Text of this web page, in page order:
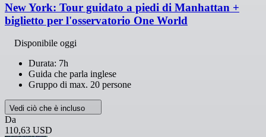
New York: Tour guidato a piedi di Manhattan +
biglietto per l'osservatorio One World
Disponibile oggi
Durata: 7h
Guida che parla inglese
Gruppo di max. 20 persone
Vedi ciò che è incluso
Da
110,63 USD